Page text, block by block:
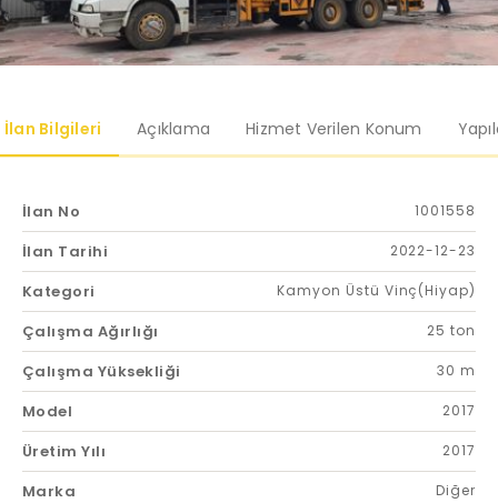
İlan Bilgileri Açıklama Hizmet Verilen Konum
İlan No 1001558
İlan Tarihi 2022-12-23
Kategori Kamyon Üstü Vinç(Hiyap)
Çalışma Ağırlığı 25 ton
Çalışma Yüksekliği 30 m
Model 2017
Üretim Yılı 2017
Marka Diğer